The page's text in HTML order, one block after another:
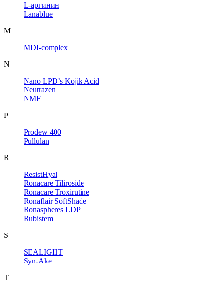
L-аргинин
Lanablue
M
MDI-complex
N
Nano LPD’s Kojik Acid
Neutrazen
NMF
P
Prodew 400
Pullulan
R
ResistHyal
Ronacare Tiliroside
Ronacare Troxirutine
Ronaflair SoftShade
Ronaspheres LDP
Rubistem
S
SEALIGHT
Syn-Ake
T